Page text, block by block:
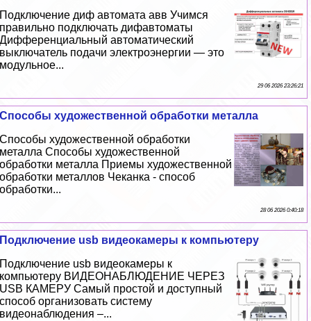
Подключение диф автомата авв Учимся
правильно подключать дифавтоматы
Дифференциальный автоматический
выключатель подачи электроэнергии — это
модульное...
29 06 2026 23:26:21
Способы художественной обработки металла
Способы художественной обработки
металла Способы художественной
обработки металла Приемы художественной
обработки металлов Чеканка - способ
обработки...
28 06 2026 0:40:18
Подключение usb видеокамеры к компьютеру
Подключение usb видеокамеры к
компьютеру ВИДЕОНАБЛЮДЕНИЕ ЧЕРЕЗ
USB КАМЕРУ Самый простой и доступный
способ организовать систему
видеонаблюдения –...